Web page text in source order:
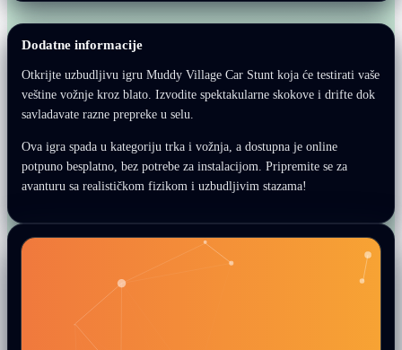
Dodatne informacije
Otkrijte uzbudljivu igru Muddy Village Car Stunt koja će testirati vaše
veštine vožnje kroz blato. Izvodite spektakularne skokove i drifte dok
savladavate razne prepreke u selu.
Ova igra spada u kategoriju trka i vožnja, a dostupna je online
potpuno besplatno, bez potrebe za instalacijom. Pripremite se za
avanturu sa realističkom fizikom i uzbudljivim stazama!